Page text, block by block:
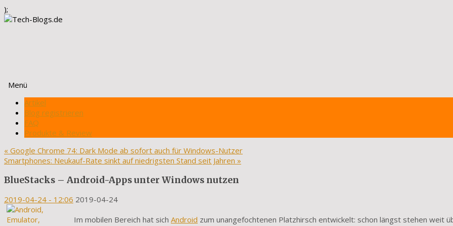
);
Menü
Zum
Inhalt
springen
Artikel
Blog registrieren
FAQ
Produkte & Review
« Google Chrome 74: Dark Mode ab sofort auch für Windows-Nutzer
Smartphones: Neukauf-Rate sinkt auf niedrigsten Stand seit Jahren »
BlueStacks – Android-Apps unter Windows nutzen
2019-04-24 - 12:06 2019-04-24
Im mobilen Bereich hat sich Android zum unangefochtenen Platzhirsch entwickelt: schon längst stehen weit